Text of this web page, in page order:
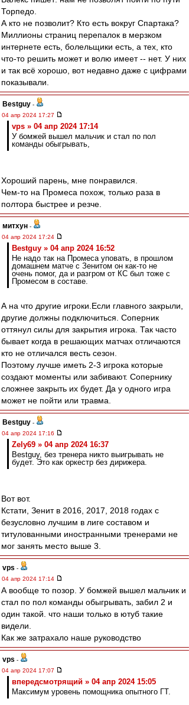
Торпедо.
А кто не позволит? Кто есть вокруг Спартака?
Миллионы страниц перепалок в мерзком
интернете есть, болельщики есть, а тех, кто
что-то решить может и волю имеет -- нет. У них
и так всё хорошо, вот недавно даже с цифрами
показывали.
Bestguy -
04 апр 2024 17:27
vps » 04 апр 2024 17:14
У бомжей вышел мальчик и стал по пол
команды обыгрывать,
Хороший парень, мне понравился.
Чем-то на Промеса похож, только раза в
полтора быстрее и резче.
митхун -
04 апр 2024 17:24
Bestguy » 04 апр 2024 16:52
Не надо так на Промеса уповать, в прошлом
домашнем матче с Зенитом он как-то не
очень помог, да и разгром от КС был тоже с
Промесом в составе.
А на что другие игроки.Если главного закрыли,
другие должны подключиться. Соперник
оттянул силы для закрытия игрока. Так часто
бывает когда в решающих матчах отличаются
кто не отличался весть сезон.
Поэтому лучше иметь 2-3 игрока которые
создают моменты или забивают. Сопернику
сложнее закрыть их будет. Да у одного игра
может не пойти или травма.
Bestguy -
04 апр 2024 17:16
Zely69 » 04 апр 2024 16:37
Bestguy, без тренера никто выигрывать не
будет. Это как оркестр без дирижера.
Вот вот.
Кстати, Зенит в 2016, 2017, 2018 годах с
безусловно лучшим в лиге составом и
титулованными иностранными тренерами не
мог занять место выше 3.
vps -
04 апр 2024 17:14
А вообще то позор. У бомжей вышел мальчик и
стал по пол команды обыгрывать, забил 2 и
один такой. что наши только в ютуб такие
видели.
Как же затрахало наше руководство
vps -
04 апр 2024 17:07
впередсмотрящий » 04 апр 2024 15:05
Максимум уровень помощника опытного ГТ.